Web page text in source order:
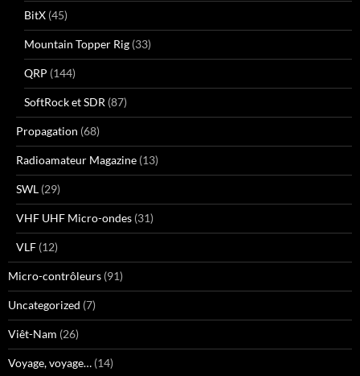
BitX (45)
Mountain Topper Rig (33)
QRP (144)
SoftRock et SDR (87)
Propagation (68)
Radioamateur Magazine (13)
SWL (29)
VHF UHF Micro-ondes (31)
VLF (12)
Micro-contrôleurs (91)
Uncategorized (7)
Viêt-Nam (26)
Voyage, voyage… (14)